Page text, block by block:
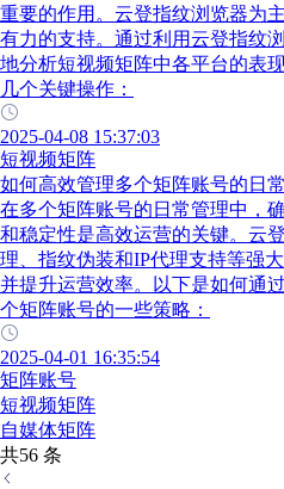
重要的作用。云登指纹浏览器为
有力的支持。通过利用云登指纹
地分析短视频矩阵中各平台的表
几个关键操作：
2025-04-08 15:37:03
短视频矩阵
如何高效管理多个矩阵账号的日
在多个矩阵账号的日常管理中，
和稳定性是高效运营的关键。云
理、指纹伪装和IP代理支持等强
并提升运营效率。以下是如何通
个矩阵账号的一些策略：
2025-04-01 16:35:54
矩阵账号
短视频矩阵
自媒体矩阵
共56 条